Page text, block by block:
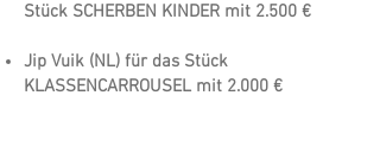
Stück SCHERBEN KINDER mit 2.500 €
Jip Vuik (NL) für das Stück
KLASSENCARROUSEL mit 2.000 €